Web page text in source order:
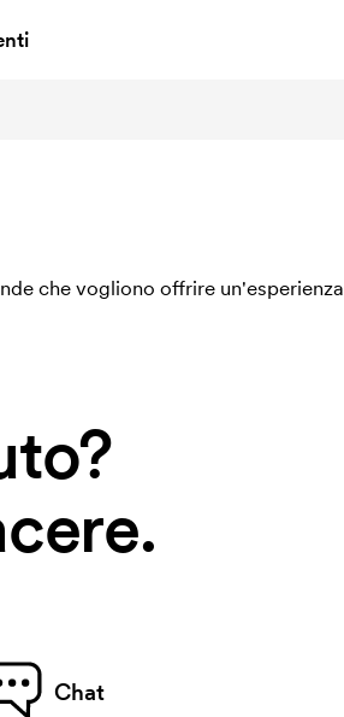
che vogliono offrire un'esperienza
Chat